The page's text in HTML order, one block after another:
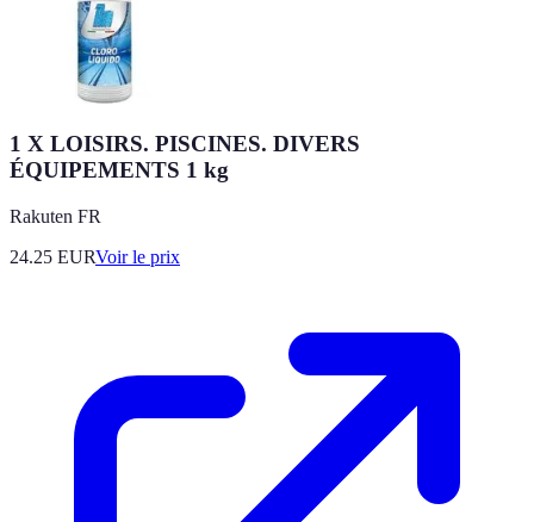
1 X LOISIRS. PISCINES. DIVERS
ÉQUIPEMENTS 1 kg
Rakuten FR
24.25 EURVoir le prix